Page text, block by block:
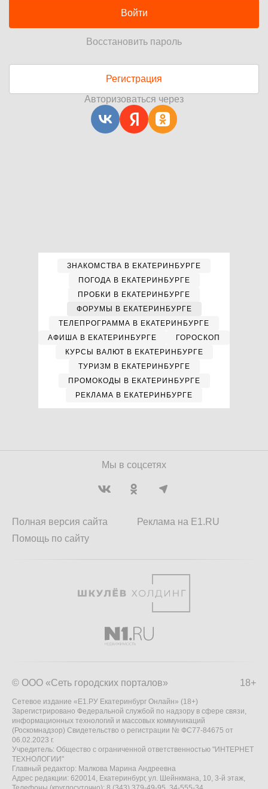
Войти
Восстановить пароль
Регистрация
Авторизоваться через
ЗНАКОМСТВА В ЕКАТЕРИНБУРГЕ
ПОГОДА В ЕКАТЕРИНБУРГЕ
ПРОБКИ В ЕКАТЕРИНБУРГЕ
ФОРУМЫ В ЕКАТЕРИНБУРГЕ
ТЕЛЕПРОГРАММА В ЕКАТЕРИНБУРГЕ
АФИША В ЕКАТЕРИНБУРГЕ
ГОРОСКОП
КУРСЫ ВАЛЮТ В ЕКАТЕРИНБУРГЕ
ТУРИЗМ В ЕКАТЕРИНБУРГЕ
ПРОМОКОДЫ В ЕКАТЕРИНБУРГЕ
РЕКЛАМА В ЕКАТЕРИНБУРГЕ
Мы в соцсетях
Полная версия сайта
Помощь по сайту
Реклама на E1.RU
18+
© ООО «Сеть городских порталов»
Сетевое издание «Е1.РУ Екатеринбург Онлайн» (18+)
Зарегистрировано Федеральной службой по надзору в сфере связи,
информационных технологий и массовых коммуникаций
(Роскомнадзор) Свидетельство о регистрации № ФС77-84675 от
06.02.2023 г.
Учредитель: Общество с ограниченной ответственностью "ИНТЕРНЕТ
ТЕХНОЛОГИИ"
Главный редактор: Малкова Марина Андреевна
Адрес редакции: 620014, Екатеринбург, ул. Шейнкмана, 10, 3-й этаж,